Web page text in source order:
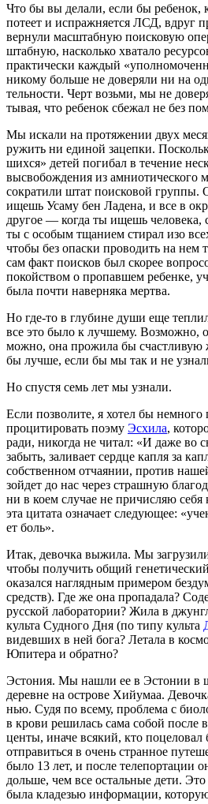
Что бы вы дела­ли, если бы ребе­нок,
поте­ет и испраж­ня­ет­ся ЛСД, вдруг
вер­ну­ли мас­штаб­ную поис­ко­вую
штаб­ную, насколь­ко хва­та­ло
прак­ти­че­ски каж­дый
нико­му боль­ше не дове­ря­ли ни на
тель­но­сти. Черт возь­ми, мы не
ты­вая, что ребе­нок сбе­жал не без
Мы иска­ли на про­тя­же­нии двух
ру­жить ни еди­ной зацеп­ки.
ших­ся» детей поги­бал в тече­ние
высво­бож­де­ния из амнио­ти­че­ско­го
сокра­ти­ли штат поис­ко­вой груп­пы.
ищешь Уса­му бен Ладе­на, и все в
дру­гое — когда ты ищешь чело­ве­ка,
ты с осо­бым тща­ни­ем сти­рал изо
что­бы без опас­ки про­во­дить на нем
сам факт поис­ков был ско­рее
по­кой­ством о про­пав­шем ребен­ке,
была почти навер­ня­ка мертва.
Но где-то в глу­бине души еще
все это было к луч­ше­му. Воз­мож­но,
мож­но, она про­жи­ла бы
бы луч­ше, если бы мы так и не
Но спу­стя семь лет мы узнали.
Если поз­во­ли­те, я хотел бы немно­го
про­ци­ти­ро­вать поэ­му Эсхи­ла,
ради, нико­гда не читал: «И даже во
забыть, зали­ва­ет серд­це кап­ля за
соб­ствен­ном отча­я­нии, про­тив
зой­дет до нас через страш­ную
ни в коем слу­чае не при­чис­ляю
эта цита­та озна­ча­ет сле­ду­ю­щее:
ет боль».
Итак, девоч­ка выжи­ла. Мы
что­бы полу­чить общий
ока­зал­ся нагляд­ным при­ме­ром
средств). Где же она про­па­да­ла?
рус­ской лабо­ра­то­рии? Жила в
куль­та Суд­но­го Дня (по типу куль­та
видев­ших в ней бога? Лета­ла в
Юпи­те­ра и обратно?
Эсто­ния. Мы нашли ее в Эсто­нии в
деревне на ост­ро­ве Хий­у­маа.
нью. Судя по все­му, про­бле­ма с
в кро­ви реши­лась сама собой после
цен­ты, ина­че вся­кий, кто поце­ло­вал
отпра­вить­ся в очень стран­ное
было 13 лет, и после теле­пор­та­ции
доль­ше, чем все осталь­ные дети. Это
была кла­де­зью инфор­ма­ции,